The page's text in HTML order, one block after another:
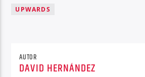
UPWARDS
AUTOR
DAVID HERNÁNDEZ